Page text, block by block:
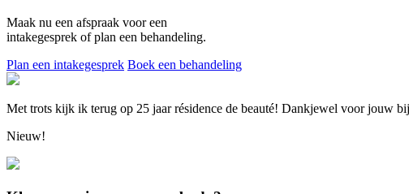
Maak nu een afspraak voor een
intakegesprek of plan een behandeling.
Plan een intakegesprek Boek een behandeling
Met trots kijk ik terug op 25 jaar résidence de beauté! Dankjewel voor jouw
Nieuw!